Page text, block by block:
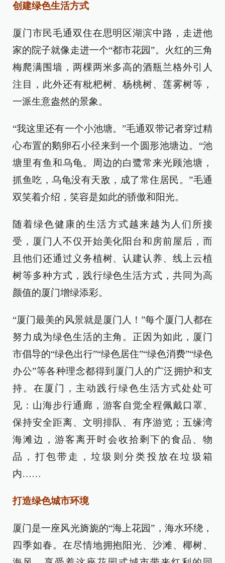
创建绿色生活方式
厦门市民毛通双住在思明区湖滨中路，走进他
家的院子就像走进一个“都市花园”。火红的三角
梅爬满围墙，两棵两米多高的酒瓶兰格外引人
注目，此外还有枇杷树、杨桃树、莲雾树等，
一派生意盎然的景象。
“我这里还有一个小池塘。”毛通双带记者穿过精
心布置的鹅卵石小径来到一个圆形池塘边。“池
塘里有鱼和乌龟。周边的白鹭常来光顾池塘，
抓鱼吃，乌龟没有天敌，成了常住居民。”毛通
双笑着介绍，笑容是如此的骄傲和阳光。
随着绿色健康的生活方式越来越为人们所接
受，厦门人不仅开始美化阳台和房前屋后，而
且他们还通过义务植树、认建认养、线上云植
树等多种方式，践行绿色生活方式，共同为高
颜值的厦门增绿添彩。
“厦门最美的风景就是厦门人！”每个厦门人都在
努力成为绿色生活的主角。正因为如此，厦门
市倡导的“绿色出行”“绿色居住”“绿色消费”“绿色
办公”等各种理念都得到厦门人的广泛拥护和支
持。在厦门，主动践行绿色生活方式处处可
见：山海步行通廊，游客自觉全程佩戴口罩、
保持安全距离、文明排队、有序游览；五缘湾
海滩边，游客离开时会收拾剩下的食品、物
品，打包带走，垃圾则分类投放在垃圾箱
内……
打造绿色城市环境
厦门是一座风光旖旎的“海上花园”，海水环绕，
四季如春。在尽情地拥抱阳光、沙滩、椰树、